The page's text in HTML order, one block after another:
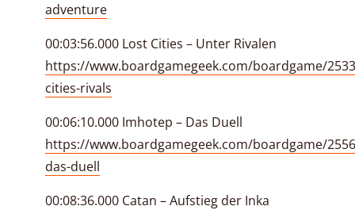
adventure
00:03:56.000 Lost Cities – Unter Rivalen
https://www.boardgamegeek.com/boardgame/
cities-rivals
00:06:10.000 Imhotep – Das Duell
https://www.boardgamegeek.com/boardgame/
das-duell
00:08:36.000 Catan – Aufstieg der Inka